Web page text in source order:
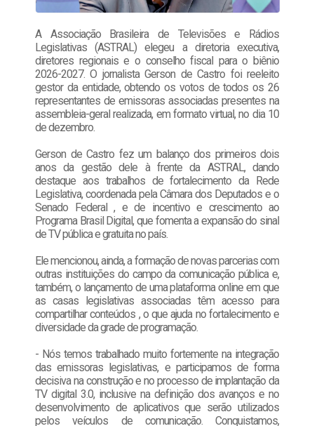
A Associação Brasileira de Televisões e Rádios
Legislativas (ASTRAL) elegeu a diretoria executiva,
diretores regionais e o conselho fiscal para o biênio
2026-2027. O jornalista Gerson de Castro foi reeleito
gestor da entidade, obtendo os votos de todos os 26
representantes de emissoras associadas presentes na
assembleia-geral realizada, em formato virtual, no dia 10
de dezembro.
Gerson de Castro fez um balanço dos primeiros dois
anos da gestão dele à frente da ASTRAL, dando
destaque aos trabalhos de fortalecimento da Rede
Legislativa, coordenada pela Câmara dos Deputados e o
Senado Federal , e de incentivo e crescimento ao
Programa Brasil Digital, que fomenta a expansão do sinal
de TV pública e gratuita no país.
Ele mencionou, ainda, a formação de novas parcerias com
outras instituições do campo da comunicação pública e,
também, o lançamento de uma plataforma online em que
as casas legislativas associadas têm acesso para
compartilhar conteúdos , o que ajuda no fortalecimento e
diversidade da grade de programação.
- Nós temos trabalhado muito fortemente na integração
das emissoras legislativas, e participamos de forma
decisiva na construção e no processo de implantação da
TV digital 3.0, inclusive na definição dos avanços e no
desenvolvimento de aplicativos que serão utilizados
pelos veículos de comunicação. Conquistamos,